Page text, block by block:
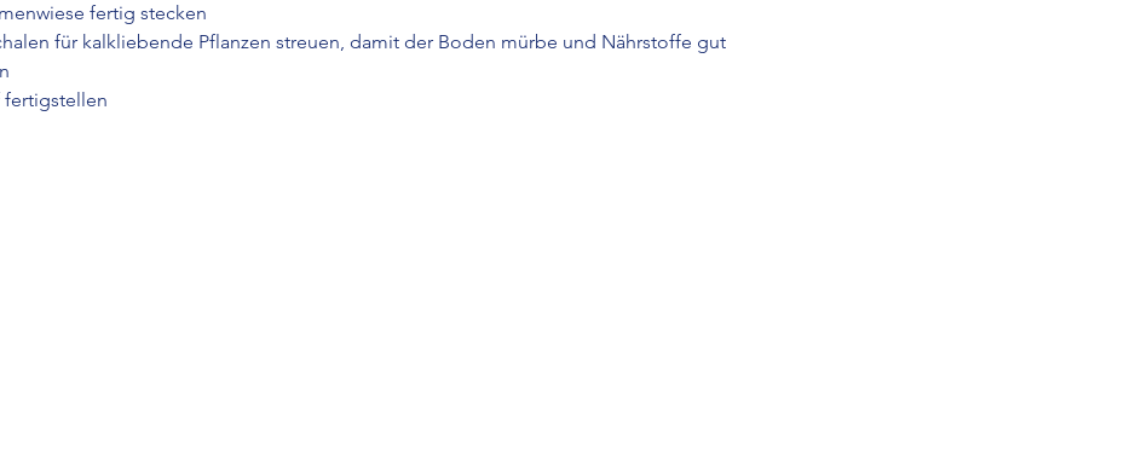
fertig stecken
für kalkliebende Pflanzen streuen, damit der Boden mürbe und Nährstoffe gut
fertigstellen